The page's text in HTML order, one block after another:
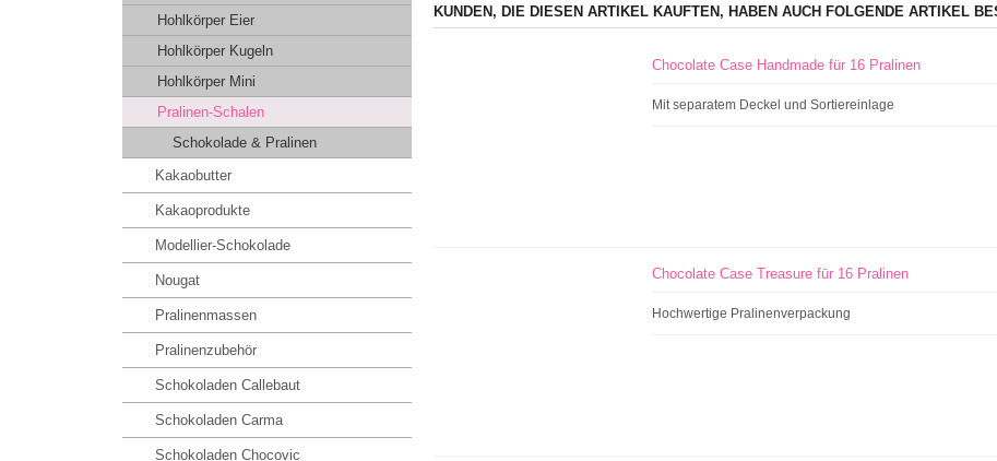
KUNDEN, DIE DIESEN ARTIKEL KAUFTEN, HABEN AUCH FOLGENDE ARTIKEL
Chocolate Case Handmade für 16 Pralinen
Mit separatem Deckel und Sortiereinlage
Chocolate Case Treasure für 16 Pralinen
Hochwertige Pralinenverpackung
Hohlkörper Eier
Hohlkörper Kugeln
Hohlkörper Mini
Pralinen-Schalen
Schokolade & Pralinen
Kakaobutter
Kakaoprodukte
Modellier-Schokolade
Nougat
Pralinenmassen
Pralinenzubehör
Schokoladen Callebaut
Schokoladen Carma
Schokoladen Chocovic